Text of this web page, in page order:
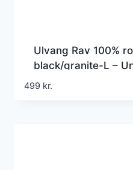
Ulvang Rav 100%
black/granite-L –
499 kr.